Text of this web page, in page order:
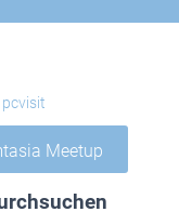
Meetup